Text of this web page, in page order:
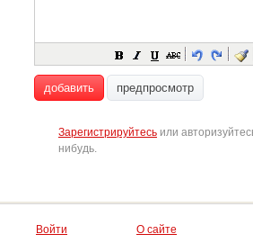
добавить предпросмотр
Зарегистрируйтесь или
нибудь.
Войти О сайте